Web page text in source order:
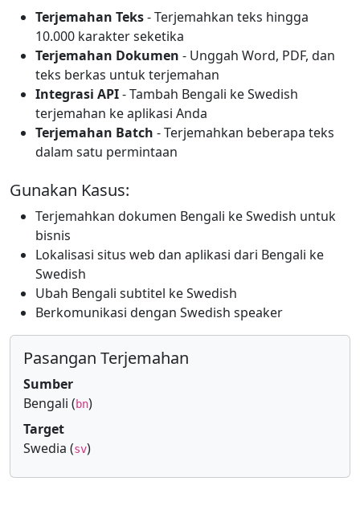
Terjemahan Teks- Terjemahkan teks hingga
10.000 karakter seketika
Terjemahan Dokumen - Unggah Word, PDF, dan
teks berkas untuk terjemahan
Integrasi API- Tambah Bengali ke Swedish
terjemahan ke aplikasi Anda
Terjemahan Batch - Terjemahkan beberapa teks
dalam satu permintaan
Gunakan Kasus:
Terjemahkan dokumen Bengali ke Swedish untuk
bisnis
Lokalisasi situs web dan aplikasi dari Bengali ke
Swedish
Ubah Bengali subtitel ke Swedish
Berkomunikasi dengan Swedish speaker
Pasangan Terjemahan
Sumber
Bengali (bn)
Target
Swedia (sv)